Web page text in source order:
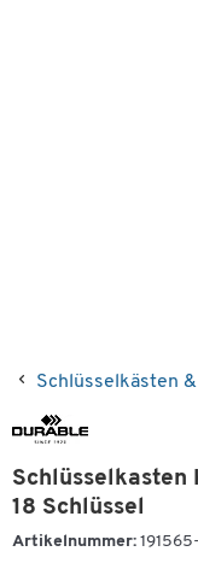
Schlüsselkästen
Schlüsselkasten
18 Schlüssel
Artikelnummer: